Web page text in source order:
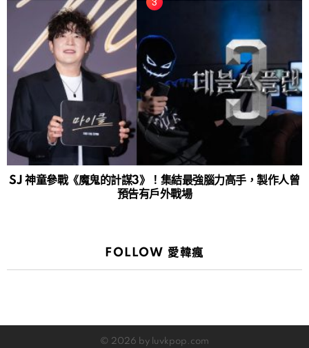
SJ 神童參戰《魔鬼的計謀3》！集結最強腦力高手，製作人曾
預告有戶外戰場
FOLLOW 愛韓瘋
© 2026 by luvkpop.com